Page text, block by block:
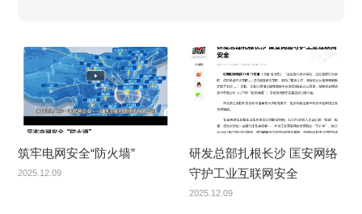
筑牢电网安全“防火墙”
2025.12.09
研发总部扎根长沙 匡安网络
守护工业互联网安全
2025.12.09